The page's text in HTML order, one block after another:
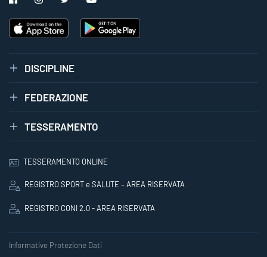
DISCIPLINE
FEDERAZIONE
TESSERAMENTO
TESSERAMENTO ONLINE
REGISTRO SPORT e SALUTE – AREA RISERVATA
REGISTRO CONI 2.0 - AREA RISERVATA
Informative Protezione Dati